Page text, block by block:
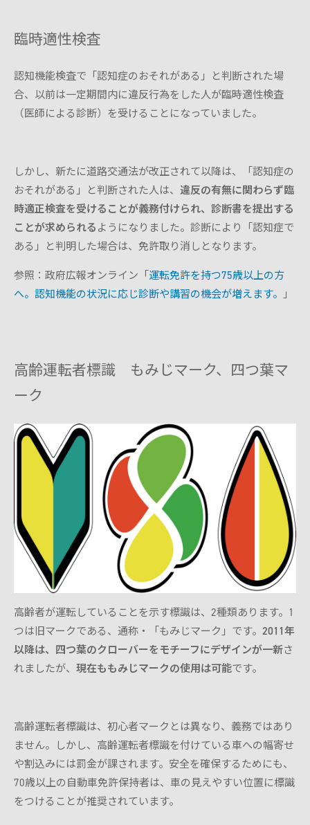
臨時適性検査
認知機能検査で「認知症のおそれがある」と判断された場
合、以前は一定期間内に違反行為をした人が臨時適性検査
（医師による診断）を受けることになっていました。
しかし、新たに道路交通法が改正されて以降は、「認知症の
おそれがある」と判断された人は、 違反の有無に関わらず臨
時適正検査を受けることが義務付けられ、診断書を提出する
ことが求められる ようになりました。診断により「認知症で
ある」と判明した場合は、免許取り消しとなります。
参照：政府広報オンライン「 運転免許を持つ75歳以上の方
へ。認知機能の状況に応じ診断や講習の機会が増えます。 」
高齢運転者標識 もみじマーク、四つ葉マ
ーク
高齢者が運転していることを示す標識は、2種類あります。1
つは旧マークである、通称・「もみじマーク」です。 2011年
以降は、四つ葉のクローバーをモチーフにデザインが一新さ
れましたが、 現在ももみじマークの使用は可能です。
高齢運転者標識は、初心者マークとは異なり、義務ではあり
ません。しかし、高齢運転者標識を付けている車への幅寄せ
や割込みには罰金が課されます。安全を確保するためにも、
70歳以上の自動車免許保持者は、車の見えやすい位置に標識
をつけることが推奨されています。